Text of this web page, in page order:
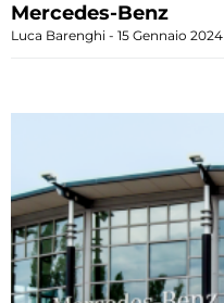
Mercedes-Benz
Luca Barenghi 15 Gennaio 2024